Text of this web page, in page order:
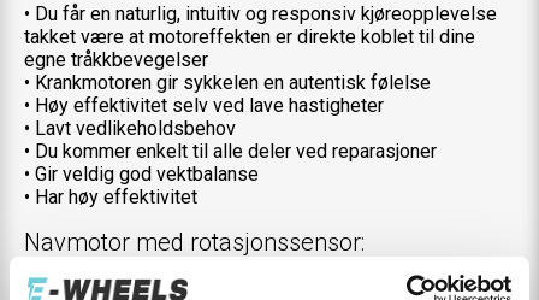
• Du får en naturlig, intuitiv og responsiv kjøreopplevelse
takket være at motoreffekten er direkte koblet til dine
egne tråkkbevegelser
• Krankmotoren gir sykkelen en autentisk følelse
• Høy effektivitet selv ved lave hastigheter
• Lavt vedlikeholdsbehov
• Du kommer enkelt til alle deler ved reparasjoner
• Gir veldig god vektbalanse
• Har høy effektivitet
Navmotor med rotasjonssensor:
• Estetisk tiltalende takket være den diskré plasseringen